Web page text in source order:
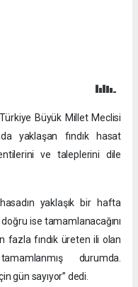
Büyük Millet Meclisi
yaklaşan fındık hasat
ve taleplerini dile
yaklaşık bir hafta
ise tamamlanacağını
fazla fındık üreten ili olan
durumda.
gün sayıyor” dedi.